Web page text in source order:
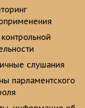
слушания
парламентского